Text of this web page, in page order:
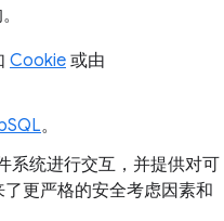
Cookie 或由
。
系统进行交互，并提供对可
更严格的安全考虑因素和